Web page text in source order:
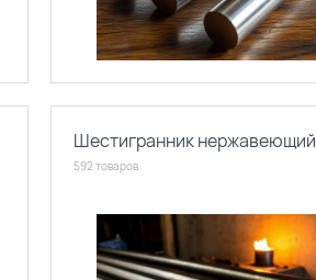
Шестигранник нержавеющий
592 товаров